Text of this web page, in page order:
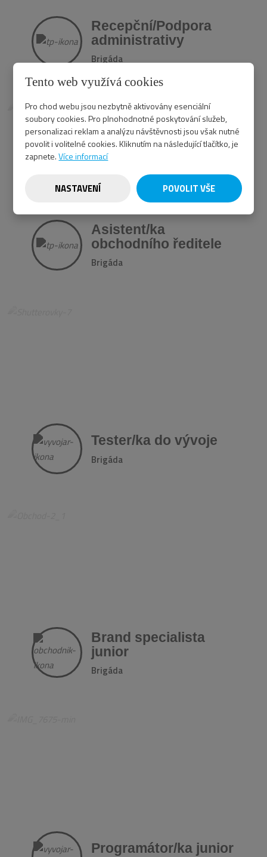
Recepční/Podpora
administrativy
Brigáda
Asistent/ka
obchodního ředitele
Brigáda
Tester/ka do vývoje
Brigáda
Brand specialista
junior
Brigáda
Programátor/ka junior
Tento web využívá cookies
Pro chod webu jsou nezbytně aktivovány esenciální
soubory cookies. Pro plnohodnotné poskytování služeb,
personalizaci reklam a analýzu návštěvnosti jsou však nutné
povolit i volitelné cookies. Kliknutím na následující tlačítko, je
zapnete.Více informací
NASTAVENÍ POVOLIT VŠE